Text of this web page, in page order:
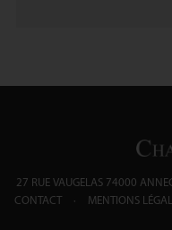
27 RUE VAUGELAS 74000
CONTACT
MENTIONS